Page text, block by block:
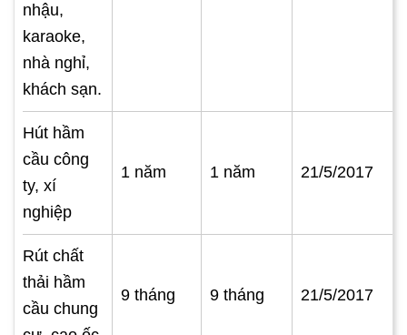
nhậu,
karaoke,
nhà nghỉ,
khách sạn.
Hút hầm
cầu công
ty, xí
nghiệp
1 năm 1 năm 21/5/2017
Rút chất
thải hầm
cầu chung
9 tháng 9 tháng 21/5/2017